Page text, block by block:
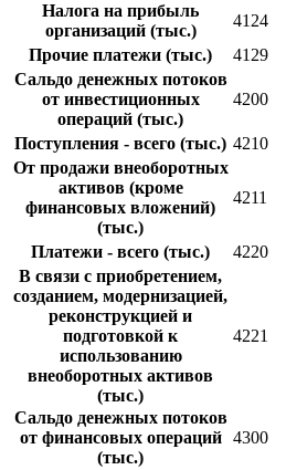
Налога на прибыль
организаций (тыс.)
4124
Прочие платежи (тыс.) 4129
Сальдо денежных потоков
от инвестиционных
операций (тыс.)
4200
Поступления - всего (тыс.) 4210
От продажи внеоборотных
активов (кроме
финансовых вложений)
(тыс.)
4211
Платежи - всего (тыс.) 4220
В связи с приобретением,
созданием, модернизацией,
реконструкцией и
подготовкой к
использованию
внеоборотных активов
(тыс.)
4221
Сальдо денежных потоков
от финансовых операций
(тыс.)
4300